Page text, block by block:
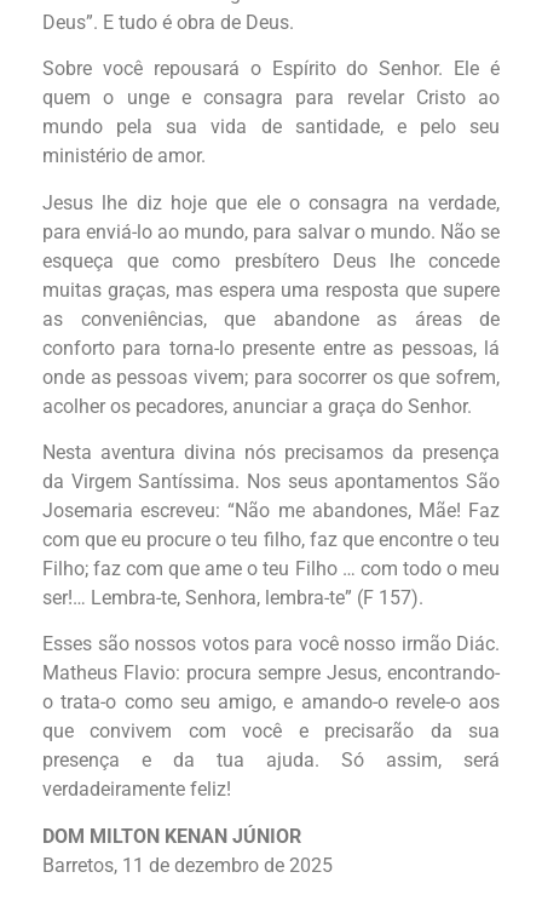
Deus”. E tudo é obra de Deus.
Sobre você repousará o Espírito do Senhor. Ele é
quem o unge e consagra para revelar Cristo ao
mundo pela sua vida de santidade, e pelo seu
ministério de amor.
Jesus lhe diz hoje que ele o consagra na verdade,
para enviá-lo ao mundo, para salvar o mundo. Não se
esqueça que como presbítero Deus lhe concede
muitas graças, mas espera uma resposta que supere
as conveniências, que abandone as áreas de
conforto para torna-lo presente entre as pessoas, lá
onde as pessoas vivem; para socorrer os que sofrem,
acolher os pecadores, anunciar a graça do Senhor.
Nesta aventura divina nós precisamos da presença
da Virgem Santíssima. Nos seus apontamentos São
Josemaria escreveu: “Não me abandones, Mãe! Faz
com que eu procure o teu filho, faz que encontre o teu
Filho; faz com que ame o teu Filho … com todo o meu
ser!… Lembra-te, Senhora, lembra-te” (F 157).
Esses são nossos votos para você nosso irmão Diác.
Matheus Flavio: procura sempre Jesus, encontrando-
o trata-o como seu amigo, e amando-o revele-o aos
que convivem com você e precisarão da sua
presença e da tua ajuda. Só assim, será
verdadeiramente feliz!
DOM MILTON KENAN JÚNIOR
Barretos, 11 de dezembro de 2025